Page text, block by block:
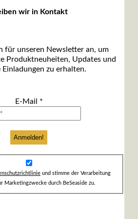
wir in Kontakt
für unseren Newsletter an, um
Produktneuheiten, Updates und
Einladungen zu erhalten.
E-Mail *
und stimme der Verarbeitung
Marketingzwecke durch BeSeaside zu.